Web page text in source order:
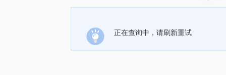
正在查询中，请刷新重试